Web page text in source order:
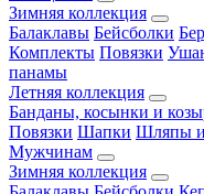
Зимняя коллекция
Балаклавы Бейсболки
Комплекты Повязки
панамы
Летняя коллекция
Банданы, косынки и
Повязки Шапки Шляпы
Мужчинам
Зимняя коллекция